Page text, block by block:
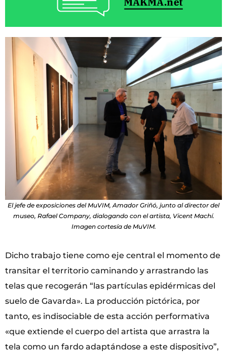
El jefe de exposiciones del MuVIM, Amador Griñó, junto al director del
museo, Rafael Company, dialogando con el artista, Vicent Machí.
Imagen cortesía de MuVIM.
Dicho trabajo tiene como eje central el momento de
transitar el territorio caminando y arrastrando las
telas que recogerán “las partículas epidérmicas del
suelo de Gavarda». La producción pictórica, por
tanto, es indisociable de esta acción performativa
«que extiende el cuerpo del artista que arrastra la
tela como un fardo adaptándose a este dispositivo”,